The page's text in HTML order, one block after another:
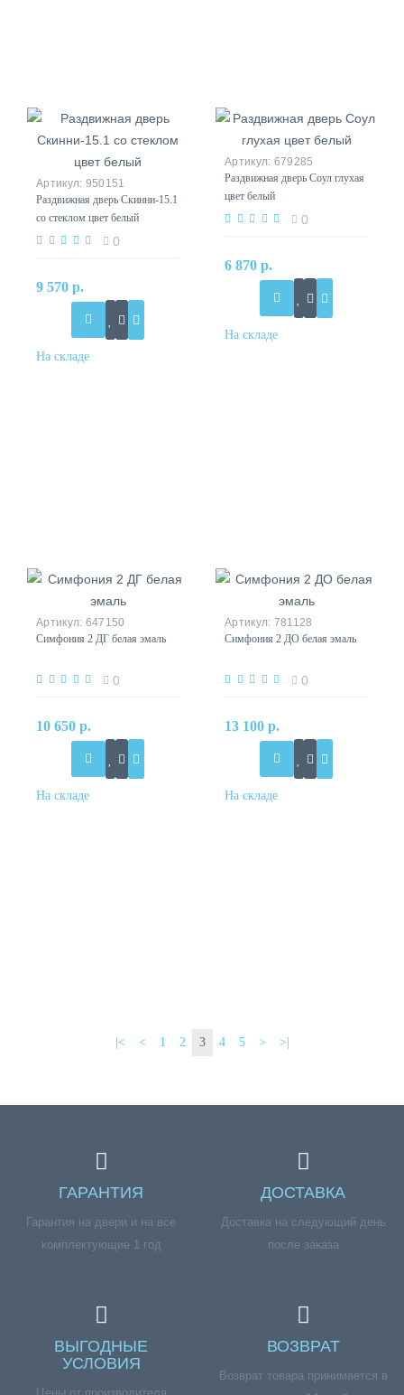
950151
Раздвижная дверь Скинни-15.1
со стеклом цвет белый
0
9 570 р.
679285
Раздвижная дверь Соул глухая
цвет белый
0
6 870 р.
647150
Симфония 2 ДГ белая эмаль
0
10 650 р.
781128
Симфония 2 ДО белая эмаль
0
13 100 р.
|< < 1 2 3 4 5 > >|
ГАРАНТИЯ
Гарантия на двери и на все
комплектующие 1 год
ДОСТАВКА
Доставка на следующий день
после заказа
ВЫГОДНЫЕ
УСЛОВИЯ
ВОЗВРАТ
Возврат товара принимается в